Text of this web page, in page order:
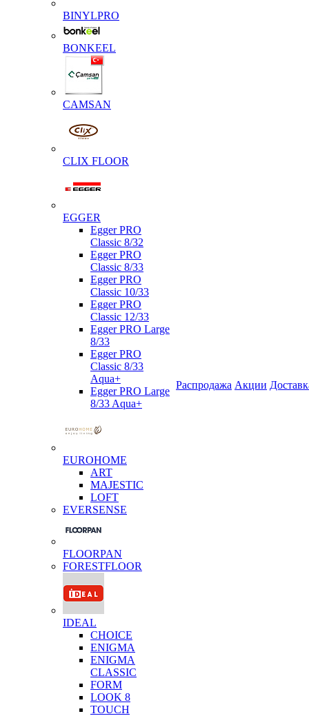
BINYLPRO
BONKEEL
CAMSAN
CLIX FLOOR
EGGER
Egger PRO
Classic 8/32
Egger PRO
Classic 8/33
Egger PRO
Classic 10/33
Egger PRO
Classic 12/33
Egger PRO Large
8/33
Egger PRO
Classic 8/33
Aqua+
Egger PRO Large
8/33 Aqua+
EUROHOME
ART
MAJESTIC
LOFT
EVERSENSE
FLOORPAN
FORESTFLOOR
IDEAL
CHOICE
ENIGMA
ENIGMA
CLASSIC
FORM
LOOK 8
TOUCH
Распродажа Акции